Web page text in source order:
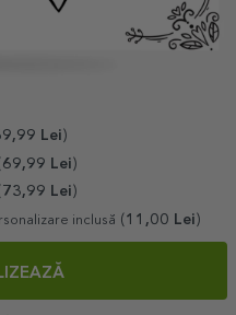
Lei )
69,99 Lei)
73,99 Lei )
inclusă ( 11,00 Lei )